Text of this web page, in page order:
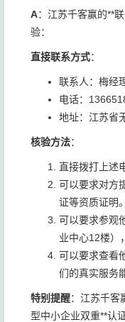
A：江苏千客赢的**
验：
直接联系方式：
联系人：梅经
电话：
地址：江苏省
核验方法：
直接拨打上述
可以要求对方
证等资质证明。
可以要求参观
业中心12楼）
可以要求查看
们的真实服务
特别提醒：江苏千客
型中小企业双重**认